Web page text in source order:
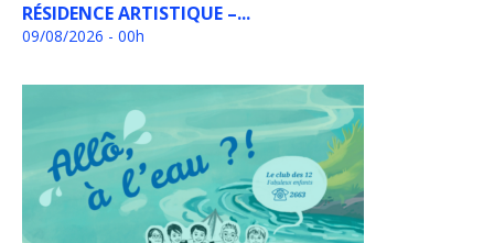
RÉSIDENCE ARTISTIQUE –...
09/08/2026 - 00h